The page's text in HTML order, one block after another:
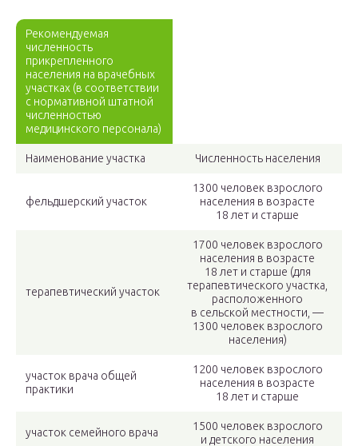
Рекомендуемая
численность
прикрепленного
населения на врачебных
участках (в соответствии
с нормативной штатной
численностью
медицинского персонала)
Наименование участка Численность населения
фельдшерский участок
1300 человек взрослого
населения в возрасте
18 лет и старше
терапевтический участок
1700 человек взрослого
населения в возрасте
18 лет и старше (для
терапевтического участка,
расположенного
в сельской местности, —
1300 человек взрослого
населения)
участок врача общей
практики
1200 человек взрослого
населения в возрасте
18 лет и старше
участок семейного врача
1500 человек взрослого
и детского населения